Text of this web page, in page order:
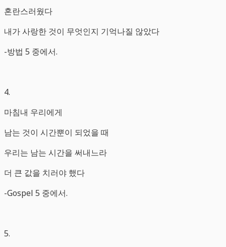
혼란스러웠다
내가 사랑한 것이 무엇인지 기억나질 않았다
-방법 5 중에서.
4.
마침내 우리에게
남는 것이 시간뿐이 되었을 때
우리는 남는 시간을 써내느라
더 큰 값을 치러야 했다
-Gospel 5 중에서.
5.